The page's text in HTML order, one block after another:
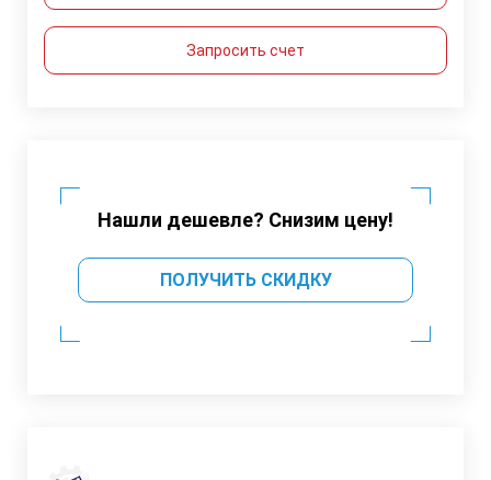
Запросить счет
Нашли дешевле? Снизим цену!
ПОЛУЧИТЬ СКИДКУ